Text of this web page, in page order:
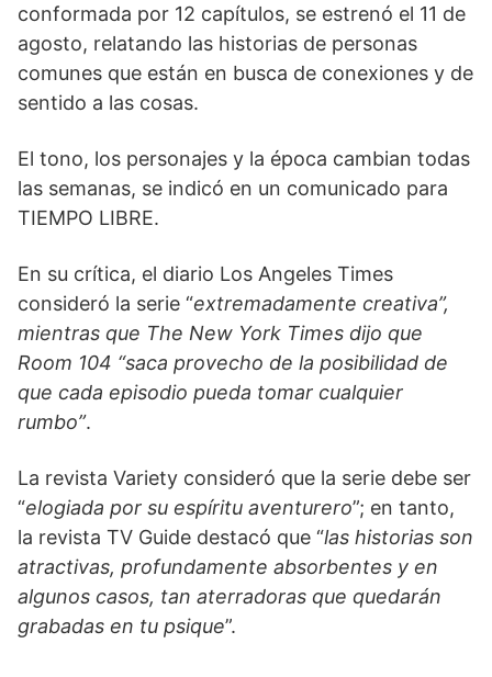
conformada por 12 capítulos, se estrenó el 11 de
agosto, relatando las historias de personas
comunes que están en busca de conexiones y de
sentido a las cosas.
El tono, los personajes y la época cambian todas
las semanas, se indicó en un comunicado para
TIEMPO LIBRE.
En su crítica, el diario Los Angeles Times
consideró la serie “extremadamente creativa”,
mientras que The New York Times dijo que
Room 104 “saca provecho de la posibilidad de
que cada episodio pueda tomar cualquier
rumbo”.
La revista Variety consideró que la serie debe ser
“elogiada por su espíritu aventurero”; en tanto,
la revista TV Guide destacó que “las historias son
atractivas, profundamente absorbentes y en
algunos casos, tan aterradoras que quedarán
grabadas en tu psique”.